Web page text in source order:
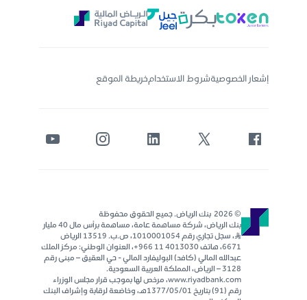
إشعار الخصوصيةشروط الاستخدامخريطة الموقع
بنك الرياض، شركة مساهمة عامة، مساهمة برأس مال 40 مليار
ر..س، سجل تجاري رقم 1010001054، ص.ب. 13519 الرياض
6671، هاتف 4013030 11 966+، العنوان الوطني: مركز الملك
عبدالله المالي (كافد) البوليفارد المالي - حي العقيق – مبنى رقم
٣١٢٨ – الرياض، المملكة العربية السعودية.
www.riyadbank.com، مرخص لها بموجب قرار مجلس الوزراء
رقم (91) بتاريخ 1377/05/01هـ، وخاضعة لرقابة وإشراف البنك